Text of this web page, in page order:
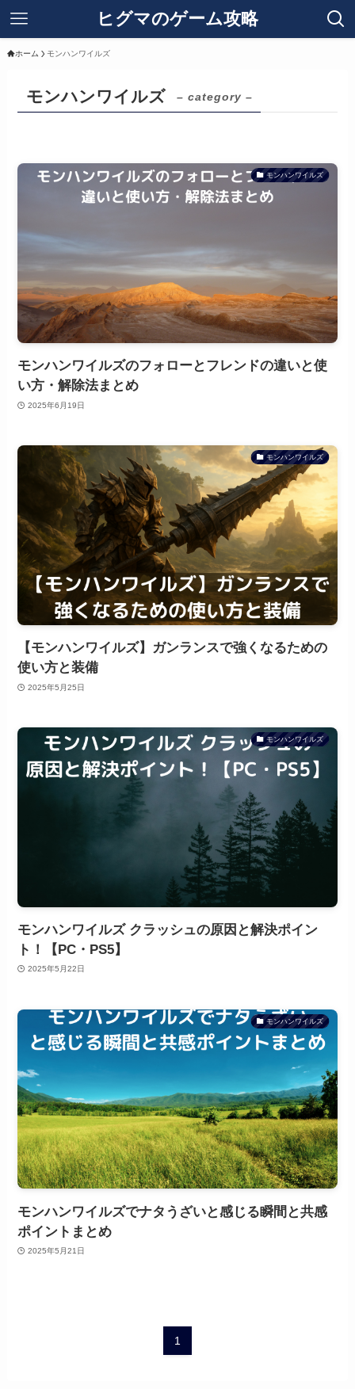
ヒグマのゲーム攻略
ホーム モンハンワイルズ
モンハンワイルズ – category –
モンハンワイルズ
モンハンワイルズのフォローとフレンドの違いと使
い方・解除法まとめ
2025年6月19日
モンハンワイルズ
【モンハンワイルズ】ガンランスで強くなるための
使い方と装備
2025年5月25日
モンハンワイルズ
モンハンワイルズ クラッシュの原因と解決ポイン
ト！【PC・PS5】
2025年5月22日
モンハンワイルズ
モンハンワイルズでナタうざいと感じる瞬間と共感
ポイントまとめ
2025年5月21日
1